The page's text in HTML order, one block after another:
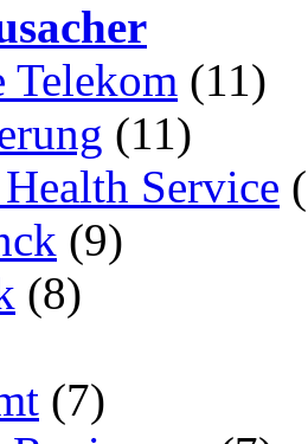
Telekom (11)
(11)
Service
(9)
(8)
(7)